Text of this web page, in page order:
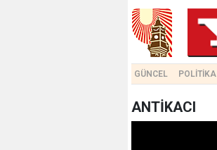
GÜNCEL POLİTİKA
ANTİKACI